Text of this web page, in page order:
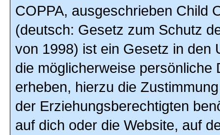
COPPA, ausgeschrieben Child
(deutsch: Gesetz zum Schutz
von 1998) ist ein Gesetz in den
die möglicherweise
erheben, hierzu die
der Erziehungsberechtigten
auf dich oder die Website, auf